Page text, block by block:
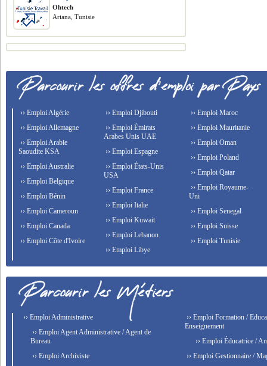
Ohtech
Ariana, Tunisie
›› Emploi Algérie
›› Emploi Allemagne
›› Emploi Arabie
Saoudite KSA
›› Emploi Australie
›› Emploi Belgique
›› Emploi Bénin
›› Emploi Cameroun
›› Emploi Canada
›› Emploi Côte d'Ivoire
›› Emploi Djibouti
›› Emploi Émirats
Arabes Unis UAE
›› Emploi Espagne
›› Emploi États-Unis
USA
›› Emploi France
›› Emploi Italie
›› Emploi Kuwait
›› Emploi Lebanon
›› Emploi Libye
›› Emploi Maroc
›› Emploi Mauritanie
›› Emploi Oman
›› Emploi Poland
›› Emploi Qatar
›› Emploi Royaume-
Uni
›› Emploi Senegal
›› Emploi Suisse
›› Emploi Tunisie
›› Emploi Administrative
›› Emploi Agent Administrative / Agent de
Bureau
›› Emploi Archiviste
›› Emploi Formation /
Enseignement
›› Emploi Éducatrice /
›› Emploi Gestionnaire /